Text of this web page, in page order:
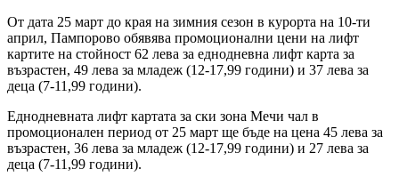
От дата 25 март до края на зимния сезон в курорта на 10-ти
април, Пампорово обявява промоционални цени на лифт
картите на стойност 62 лева за еднодневна лифт карта за
възрастен, 49 лева за младеж (12-17,99 години) и 37 лева за
деца (7-11,99 години).
Еднодневната лифт картата за ски зона Мечи чал в
промоционален период от 25 март ще бъде на цена 45 лева за
възрастен, 36 лева за младеж (12-17,99 години) и 27 лева за
деца (7-11,99 години).